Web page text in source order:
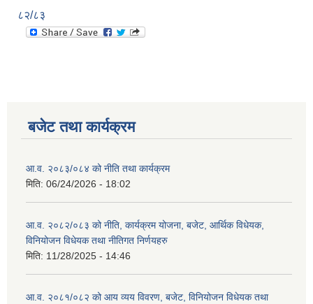
८२/८३
बजेट तथा कार्यक्रम
आ.व. २०८३/०८४ को नीति तथा कार्यक्रम
मिति: 06/24/2026 - 18:02
आ.व. २०८२/०८३ को नीति, कार्यक्रम योजना, बजेट, आर्थिक विधेयक,
विनियोजन विधेयक तथा नीतिगत निर्णयहरु
मिति: 11/28/2025 - 14:46
आ.व. २०८१/०८२ को आय व्यय विवरण, बजेट, विनियोजन विधेयक तथा